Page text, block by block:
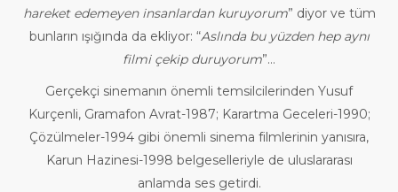
hareket edemeyen insanlardan kuruyorum” diyor ve tüm
bunların ışığında da ekliyor: “Aslında bu yüzden hep aynı
filmi çekip duruyorum”…
Gerçekçi sinemanın önemli temsilcilerinden Yusuf
Kurçenli, Gramafon Avrat-1987; Karartma Geceleri-1990;
Çözülmeler-1994 gibi önemli sinema filmlerinin yanısıra,
Karun Hazinesi-1998 belgeselleriyle de uluslararası
anlamda ses getirdi.